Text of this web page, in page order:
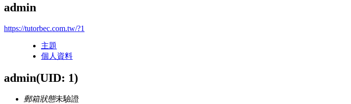
admin
https://tutorbec.com.tw/?1
主題
個人資料
admin(UID: 1)
郵箱狀態未驗證